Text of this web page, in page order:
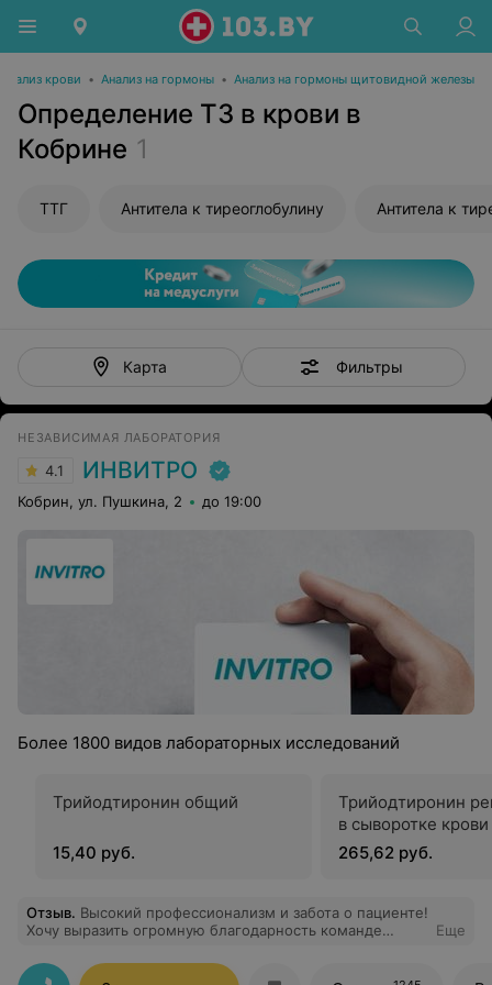
Анализ крови • Анализ на гормоны • Анализ на гормоны щитовидной железы
Определение Т3 в крови в
Кобрине 1
ТТГ Антитела к тиреоглобулину Антитела к
Карта Фильтры
НЕЗАВИСИМАЯ ЛАБОРАТОРИЯ
4.1 ИНВИТРО
Кобрин, ул. Пушкина, 2 до 19:00
Более 1800 видов лабораторных исследований
Трийодтиронин общий
15,40 руб.
Трийодтиронин
в сыворотке крови
265,62 руб.
Отзыв. Высокий профессионализм и забота о пациенте!
Хочу выразить огромную благодарность команде
сестры.У меня очень сложные, тонкие вены, и забор
Еще